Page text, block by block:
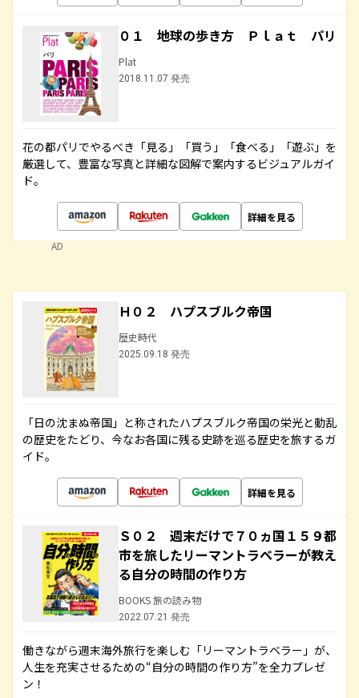
０１ 地球の歩き方 Ｐｌａｔ パリ
Plat
2018.11.07 発売
花の都パリでやるべき「見る」「買う」「食べる」「遊ぶ」を
厳選して、豊富な写真と詳細な図解で案内するビジュアルガイ
ド。
詳細を見る
AD
Ｈ０２ ハプスブルク帝国
歴史時代
2025.09.18 発売
「日の沈まぬ帝国」と称されたハプスブルク帝国の栄光と動乱
の歴史をたどり、今なお各国に残る史跡を巡る歴史を旅するガ
イド。
詳細を見る
Ｓ０２ 週末だけで７０ヵ国１５９都
市を旅したリーマントラベラーが教え
る自分の時間の作り方
BOOKS 旅の読み物
2022.07.21 発売
働きながら週末海外旅行を楽しむ「リーマントラベラー」が、
人生を充実させるための“自分の時間の作り方”を全力プレゼ
ン！